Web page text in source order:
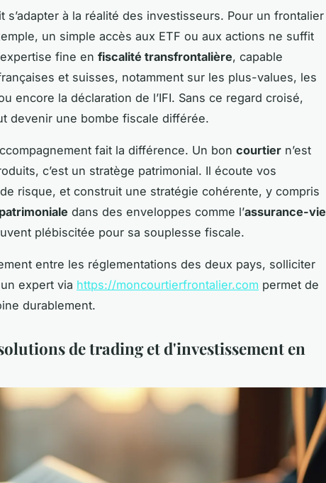
s’adapter à la réalité des investisseurs. Pour un frontalier
un simple accès aux ETF ou aux actions ne suffit
fine en fiscalité transfrontalière, capable
et suisses, notamment sur les plus-values, les
encore la déclaration de l’IFI. Sans ce regard croisé,
devenir une bombe fiscale différée.
fait la différence. Un bon courtier n’est
c’est un stratège patrimonial. Il écoute vos
risque, et construit une stratégie cohérente, y compris
dans des enveloppes comme l’assurance-vie
plébiscitée pour sa souplesse fiscale.
entre les réglementations des deux pays, solliciter
expert via https://moncourtierfrontalier.com permet de
durablement.
de trading et d'investissement en